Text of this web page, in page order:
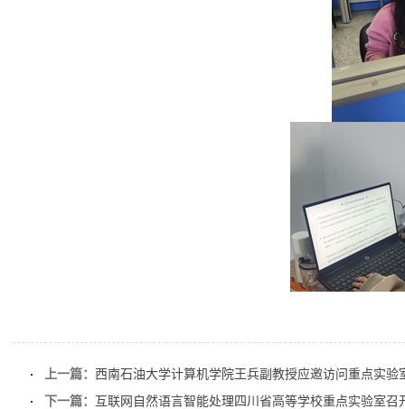
上一篇： 西南石油大学计算机学院王兵副教授应邀访问重点实验
下一篇：
互联网自然语言智能处理四川省高等学校重点实验室召